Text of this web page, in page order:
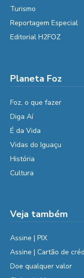
Turismo
Reportagem Especial
Editorial H2FOZ
Planeta Foz
Foz, o que fazer
Diga Aí
É da Vida
Vidas do Iguaçu
História
Cultura
Veja também
Assine | PIX
Assine | Cartão de
Doe qualquer valor